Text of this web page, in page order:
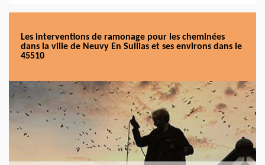
Les interventions de ramonage pour les cheminées
dans la ville de Neuvy En Sullias et ses environs dans le
45510